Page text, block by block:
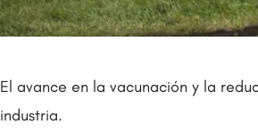
El avance en la vacunación y la
industria.